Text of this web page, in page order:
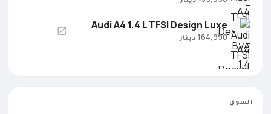
Audi A4 1.4 L TFSI Design Luxe
164,990 دينار
السوق